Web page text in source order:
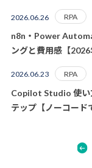
2026.06.26 RPA
n8n・Power
ングと費用感【2026
2026.06.23 RPA
Copilot Studio 使い
テップ【ノーコード